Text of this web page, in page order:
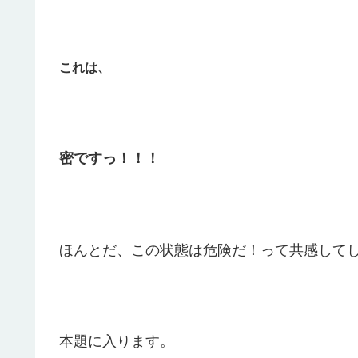
これは、
密ですっ！！！
ほんとだ、この状態は危険だ！って共感して
本題に入ります。